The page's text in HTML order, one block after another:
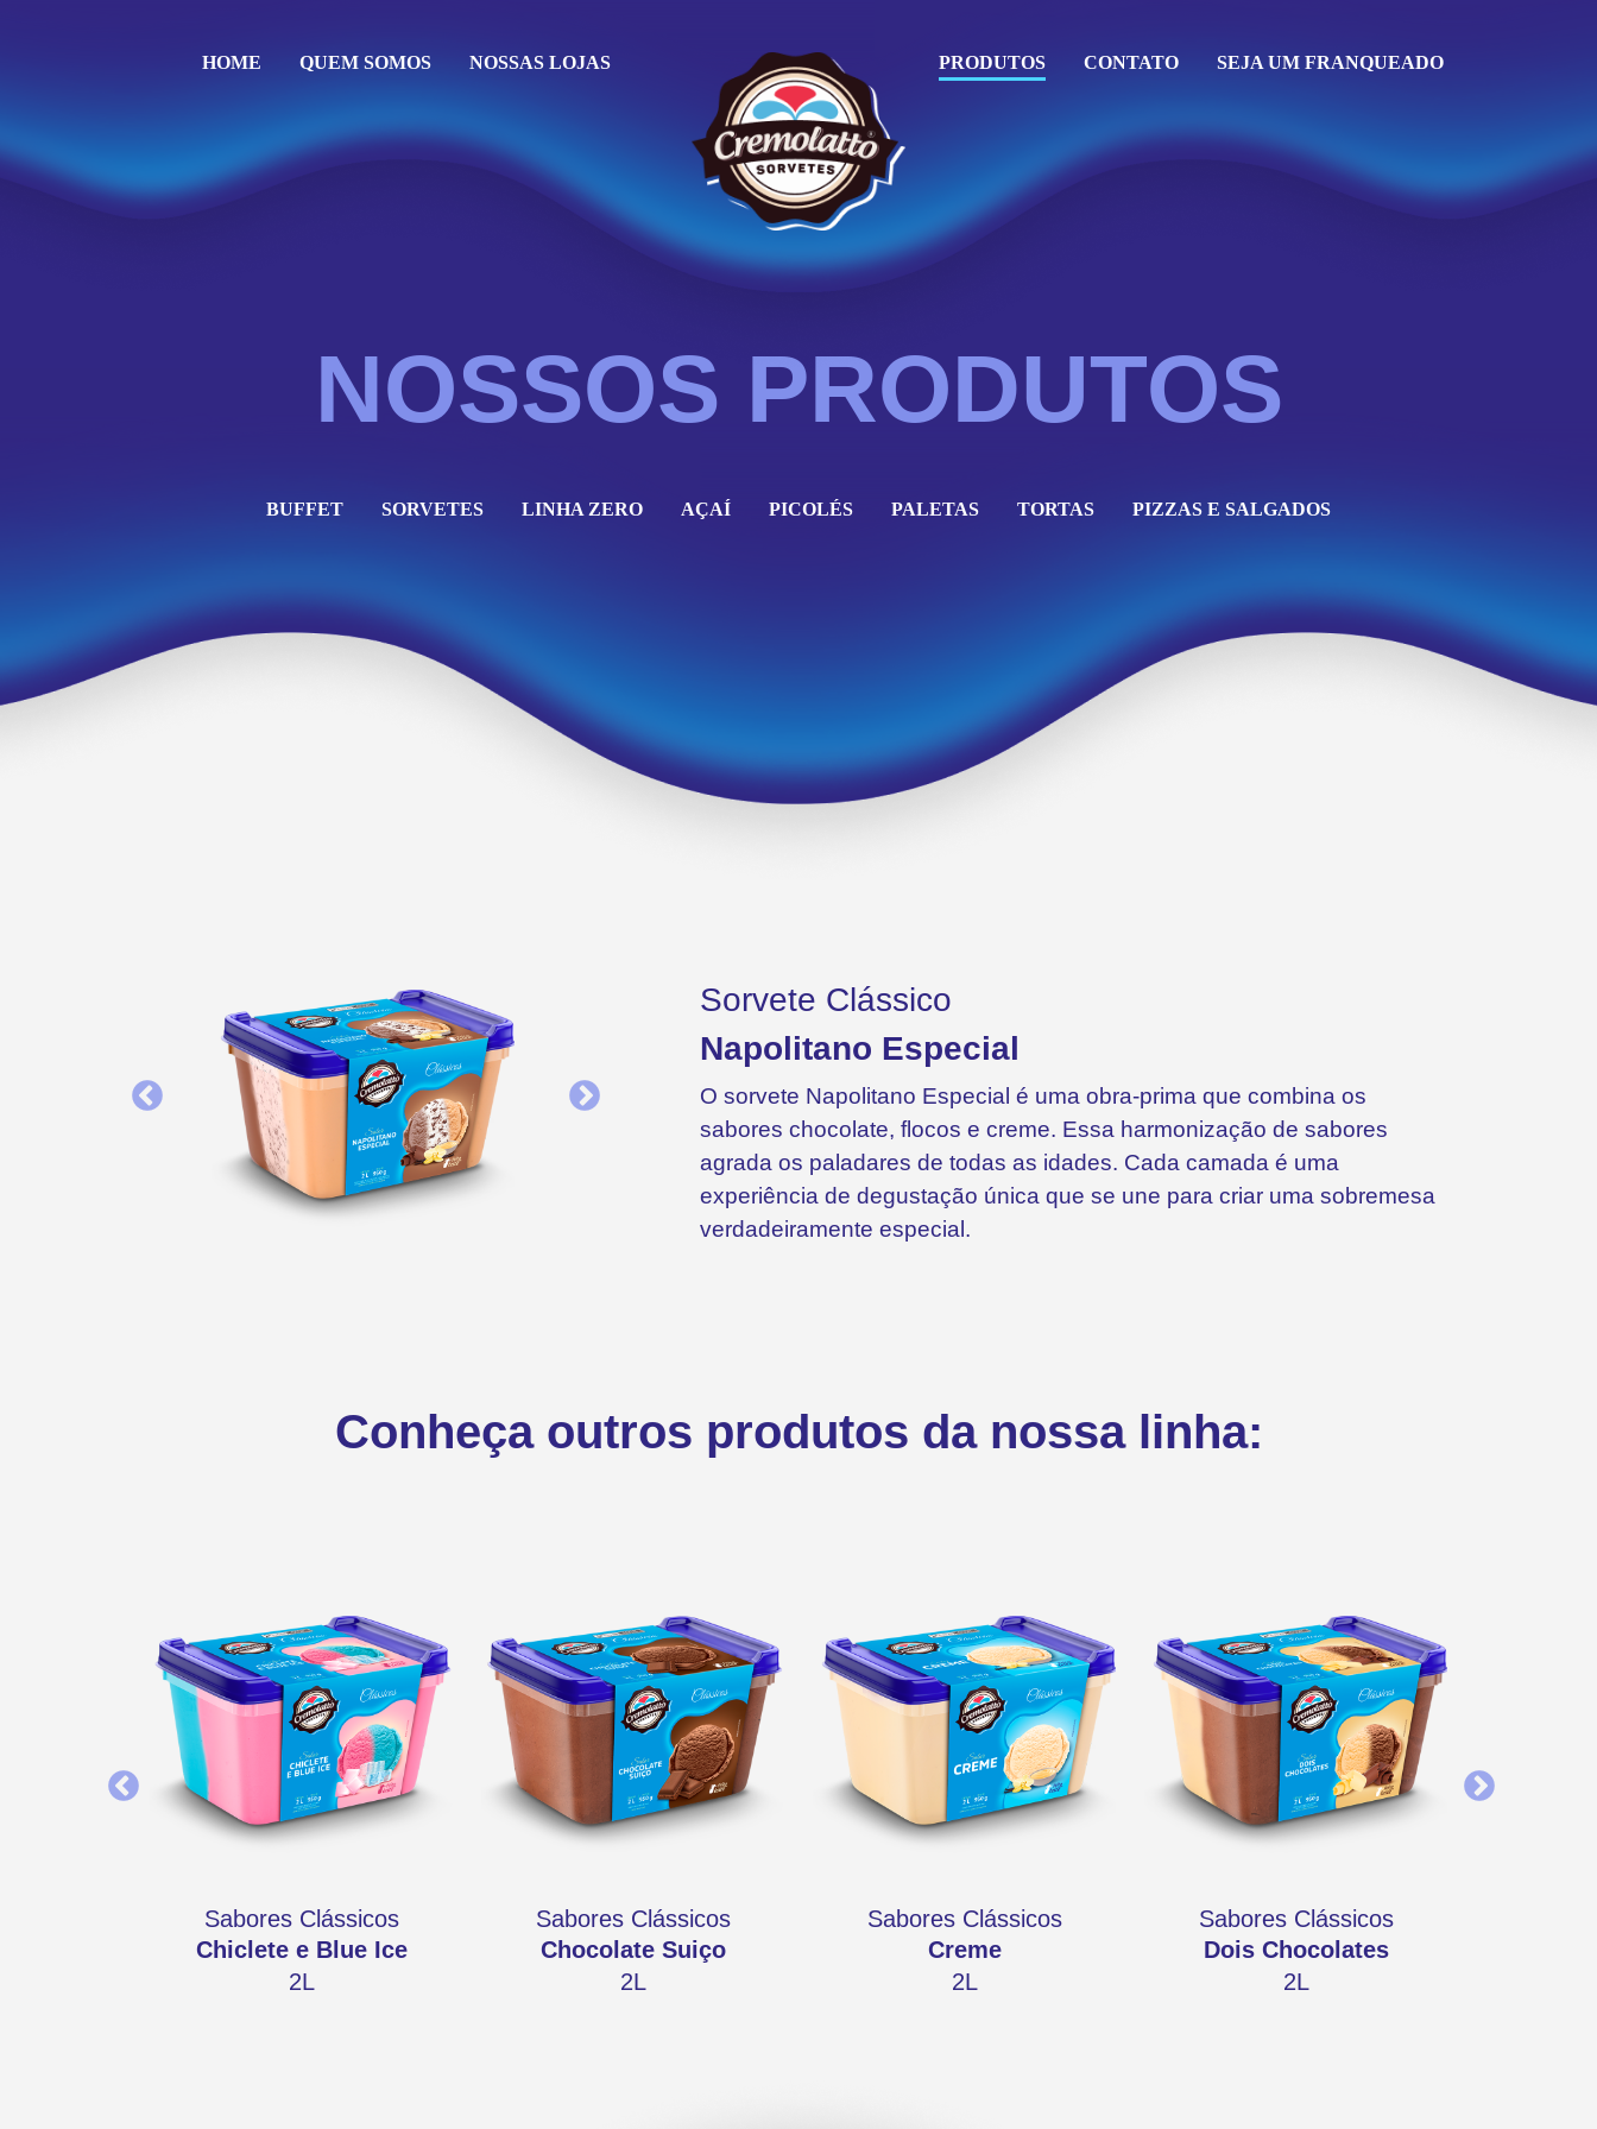
HOME QUEM SOMOS NOSSAS LOJAS PRODUTOS CONTATO SEJA UM FRANQUEADO
NOSSOS PRODUTOS
BUFFET SORVETES LINHA ZERO AÇAÍ PICOLÉS PALETAS TORTAS PIZZAS E SALGADOS
Sorvete Clássico
Napolitano Especial
O sorvete Napolitano Especial é uma obra-prima que combina os
sabores chocolate, flocos e creme. Essa harmonização de sabores
agrada os paladares de todas as idades. Cada camada é uma
experiência de degustação única que se une para criar uma sobremesa
verdadeiramente especial.
Conheça outros produtos da nossa linha:
Sabores Clássicos
Chiclete e Blue Ice
2L
Sabores Clássicos
Chocolate Suiço
2L
Sabores Clássicos
Creme
2L
Sabores Clássicos
Dois Chocolates
2L